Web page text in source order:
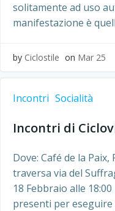
solitamente ad uso
manifestazione è
by Ciclostile on Mar 25
Incontri Socialità
Incontri di
Dove: Café de la
traversa via del
18 Febbraio alle
presenti per